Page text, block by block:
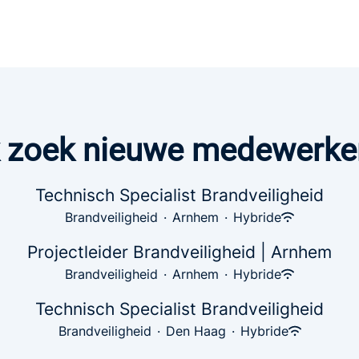
zoek nieuwe
Technisch Specialist Brandveiligheid
Brandveiligheid · Arnhem · Hybride
Projectleider Brandveiligheid | Arnhem
Brandveiligheid · Arnhem · Hybride
Technisch Specialist Brandveiligheid
Brandveiligheid · Den Haag · Hybride